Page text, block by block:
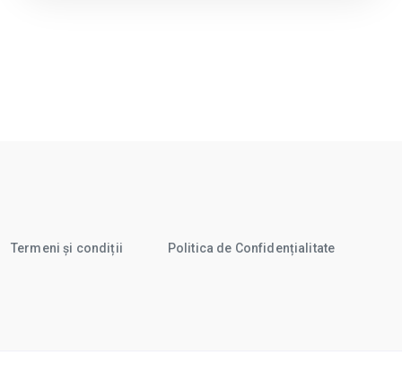
Termeni și condiții Politica de Confidențialitate